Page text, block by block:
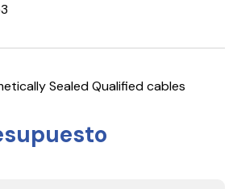
Sealed Qualified cables